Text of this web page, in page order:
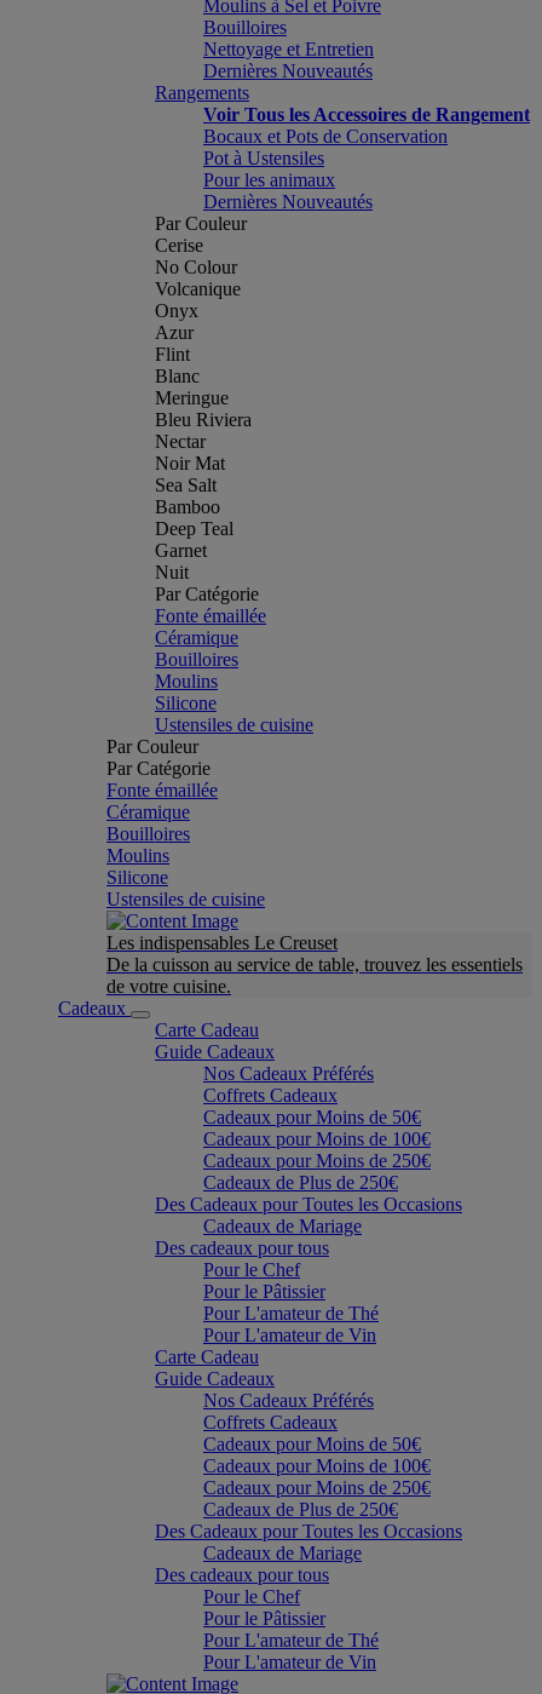
Moulins à Sel et Poivre
Bouilloires
Nettoyage et Entretien
Dernières Nouveautés
Rangements
Voir Tous les Accessoires de Rangement
Bocaux et Pots de Conservation
Pot à Ustensiles
Pour les animaux
Dernières Nouveautés
Par Couleur
Cerise
No Colour
Volcanique
Onyx
Azur
Flint
Blanc
Meringue
Bleu Riviera
Nectar
Noir Mat
Sea Salt
Bamboo
Deep Teal
Garnet
Nuit
Par Catégorie
Fonte émaillée
Céramique
Bouilloires
Moulins
Silicone
Ustensiles de cuisine
Par Couleur
Par Catégorie
Fonte émaillée
Céramique
Bouilloires
Moulins
Silicone
Ustensiles de cuisine
Les indispensables Le Creuset
De la cuisson au service de table, trouvez les essentiels
de votre cuisine.
Cadeaux
Carte Cadeau
Guide Cadeaux
Nos Cadeaux Préférés
Coffrets Cadeaux
Cadeaux pour Moins de 50€
Cadeaux pour Moins de 100€
Cadeaux pour Moins de 250€
Cadeaux de Plus de 250€
Des Cadeaux pour Toutes les Occasions
Cadeaux de Mariage
Des cadeaux pour tous
Pour le Chef
Pour le Pâtissier
Pour L'amateur de Thé
Pour L'amateur de Vin
Carte Cadeau
Guide Cadeaux
Nos Cadeaux Préférés
Coffrets Cadeaux
Cadeaux pour Moins de 50€
Cadeaux pour Moins de 100€
Cadeaux pour Moins de 250€
Cadeaux de Plus de 250€
Des Cadeaux pour Toutes les Occasions
Cadeaux de Mariage
Des cadeaux pour tous
Pour le Chef
Pour le Pâtissier
Pour L'amateur de Thé
Pour L'amateur de Vin